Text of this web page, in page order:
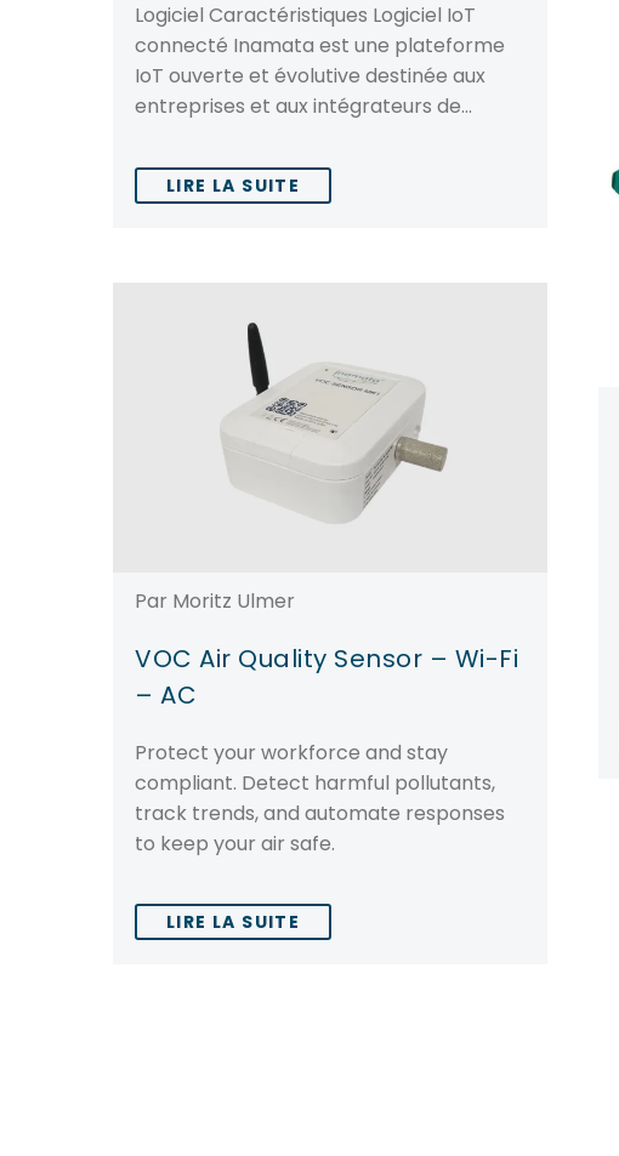
Logiciel Caractéristiques Logiciel IoT
connecté Inamata est une plateforme
IoT ouverte et évolutive destinée aux
entreprises et aux intégrateurs de…
LIRE LA SUITE
Par Moritz Ulmer
VOC Air Quality Sensor – Wi-Fi
– AC
Protect your workforce and stay
compliant. Detect harmful pollutants,
track trends, and automate responses
to keep your air safe.
LIRE LA SUITE